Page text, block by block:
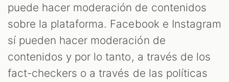
puede hacer moderación de contenidos
sobre la plataforma. Facebook e Instagram
sí pueden hacer moderación de
contenidos y por lo tanto, a través de los
fact-checkers o a través de las políticas